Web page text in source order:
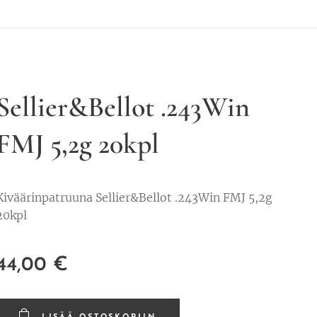
.243Win
5,2g 20kpl
Sellier&Bellot .243Win FMJ 5,2g
€